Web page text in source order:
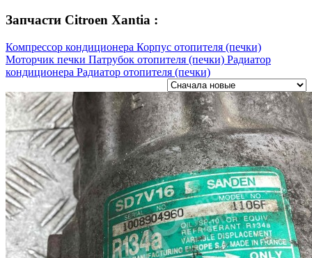
Запчасти Citroen Xantia :
Компрессор кондиционера Корпус отопителя (печки)
Моторчик печки Патрубок отопителя (печки) Радиатор
кондиционера Радиатор отопителя (печки)